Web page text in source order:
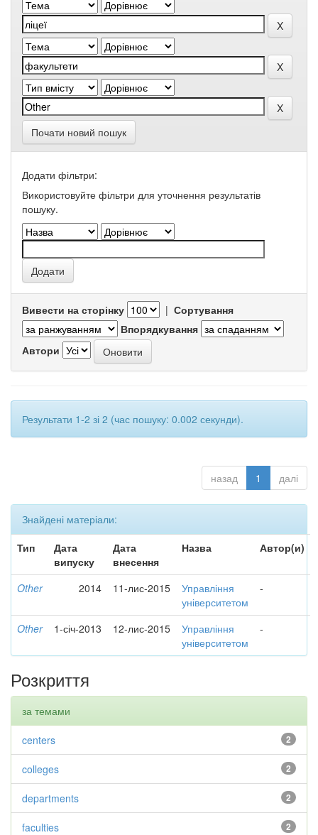
Почати новий пошук
Додати фільтри:
Використовуйте фільтри для уточнення результатів
пошуку.
Вивести на сторінку | Сортування
Впорядкування
Автори
Результати 1-2 зі 2 (час пошуку: 0.002 секунди).
назад 1 далі
Знайдені матеріали:
Тип
Дата
випуску
Дата
внесення
Назва Автор(и)
Other 2014 11-лис-2015
Управління
університетом
-
Other 1-січ-2013 12-лис-2015
Управління
університетом
-
Розкриття
за темами
2
centers
2
colleges
2
departments
2
faculties